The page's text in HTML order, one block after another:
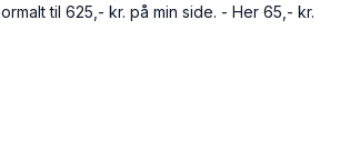
til 625,- kr. på min side. - Her 65,- kr.